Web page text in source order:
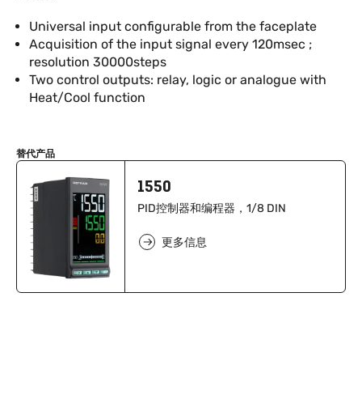
Universal input configurable from the faceplate
Acquisition of the input signal every 120msec ;
resolution 30000steps
Two control outputs: relay, logic or analogue with
Heat/Cool function
替代产品
1550
PID控制器和编程器，1/8 DIN
更多信息